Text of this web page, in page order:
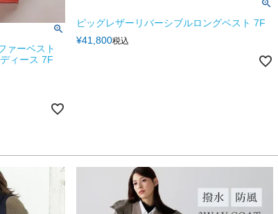
ァーベスト
ィース 7F
ピッグレザーリバーシブルロングベスト 7F
¥41,800税込